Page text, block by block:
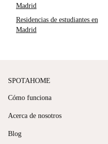
Madrid
Residencias de estudiantes en
Madrid
SPOTAHOME
Cómo funciona
Acerca de nosotros
Blog